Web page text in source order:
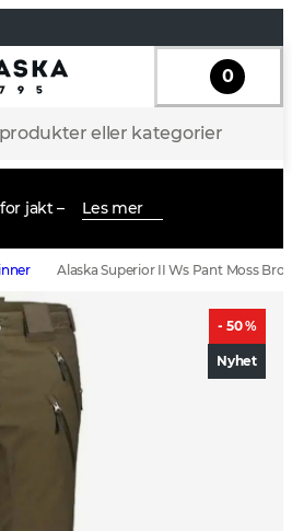
eller kategorier
0
jakt – Les mer
Alaska Superior II Ws Pant Moss
- 50 %
Nyhet